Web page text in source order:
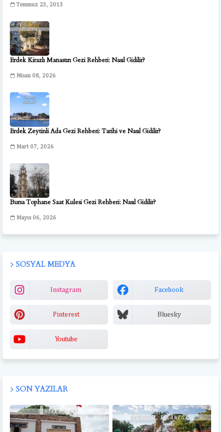
Temmuz 23, 2013
Erdek Kirazlı Manastırı Gezi Rehberi: Nasıl Gidilir?
Nisan 08, 2026
Erdek Zeytinli Ada Gezi Rehberi: Tarihi ve Nasıl Gidilir?
Mart 07, 2026
Bursa Tophane Saat Kulesi Gezi Rehberi: Nasıl Gidilir?
Mayıs 06, 2026
SOSYAL MEDYA
Instagram Facebook
Pinterest Bluesky
Youtube
SON YAZILAR